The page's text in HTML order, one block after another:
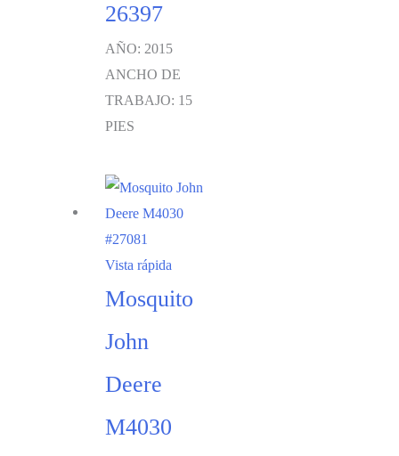
26397
AÑO: 2015
ANCHO DE
TRABAJO: 15
PIES
Vista rápida
Mosquito
John
Deere
M4030